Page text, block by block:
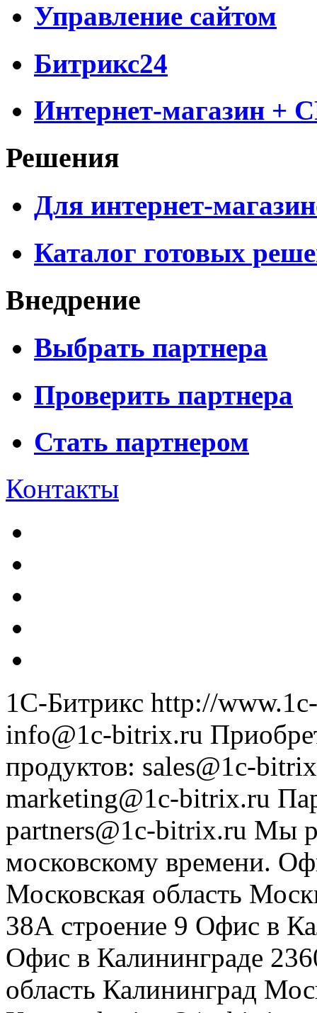
Управление сайтом
Битрикс24
Интернет-магазин +
Решения
Для интернет-
Каталог готовых
Внедрение
Выбрать партнера
Проверить партнера
Стать партнером
Контакты
1С-Битрикс http://
info@1c-bitrix.ru
продуктов: sales@1c-
marketing@1c-bitrix.ru
partners@1c-bitrix.ru Мы
московскому времени.
Московская область
38А строение 9 Офис в
Офис в Калининграде
область Калининград